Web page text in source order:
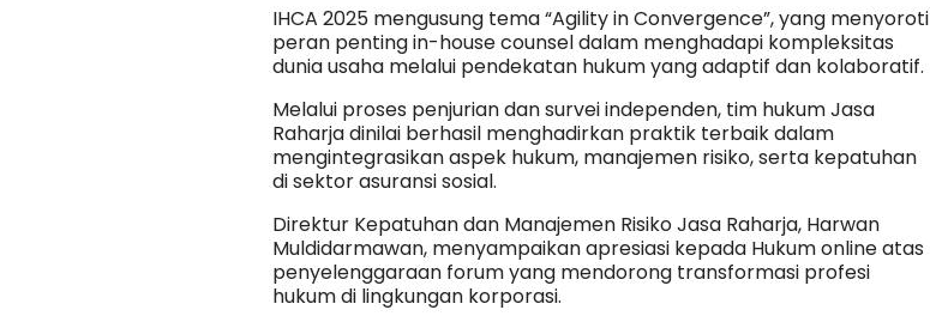
IHCA 2025 mengusung tema “Agility in Convergence”, yang menyoroti
peran penting in-house counsel dalam menghadapi kompleksitas
dunia usaha melalui pendekatan hukum yang adaptif dan kolaboratif.
Melalui proses penjurian dan survei independen, tim hukum Jasa
Raharja dinilai berhasil menghadirkan praktik terbaik dalam
mengintegrasikan aspek hukum, manajemen risiko, serta kepatuhan
di sektor asuransi sosial.
Direktur Kepatuhan dan Manajemen Risiko Jasa Raharja, Harwan
Muldidarmawan, menyampaikan apresiasi kepada Hukum online atas
penyelenggaraan forum yang mendorong transformasi profesi
hukum di lingkungan korporasi.